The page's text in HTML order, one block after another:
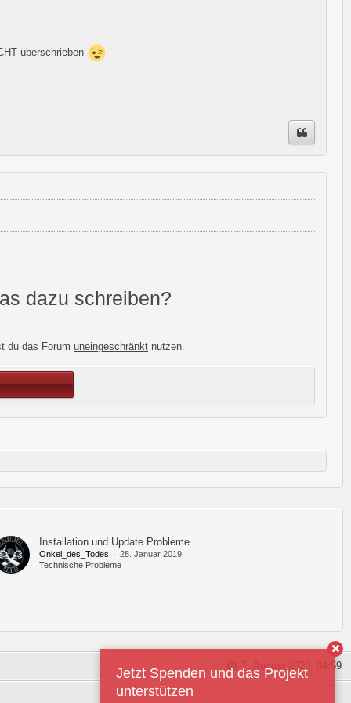
überschrieben
dazu schreiben?
du das Forum uneingeschränkt nutzen.
Installation und Update Probleme
Onkel_des_Todes
28. Januar 2019
Technische Probleme
7. August 2026, 04:59
Jetzt Spenden und das Projekt
unterstützen